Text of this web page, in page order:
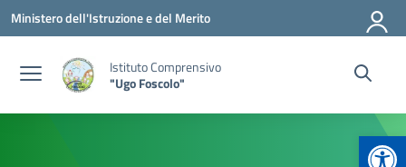
Vai ai contenuti
Vai al menu di navigazione
Vai al footer
Ministero dell'Istruzione e del Merito
Istituto Comprensivo
"Ugo Foscolo"